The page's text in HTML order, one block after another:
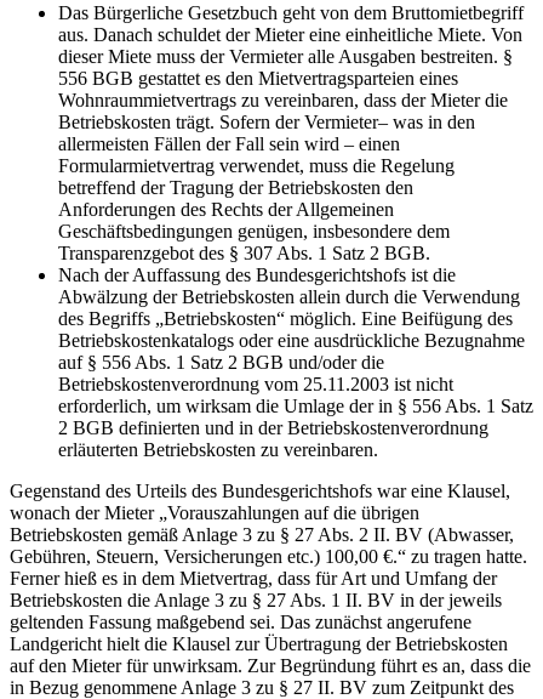
Das Bürgerliche Gesetzbuch geht von dem Bruttomietbegriff
aus. Danach schuldet der Mieter eine einheitliche Miete. Von
dieser Miete muss der Vermieter alle Ausgaben bestreiten. §
556 BGB gestattet es den Mietvertragsparteien eines
Wohnraummietvertrags zu vereinbaren, dass der Mieter die
Betriebskosten trägt. Sofern der Vermieter– was in den
allermeisten Fällen der Fall sein wird – einen
Formularmietvertrag verwendet, muss die Regelung
betreffend der Tragung der Betriebskosten den
Anforderungen des Rechts der Allgemeinen
Geschäftsbedingungen genügen, insbesondere dem
Transparenzgebot des § 307 Abs. 1 Satz 2 BGB.
Nach der Auffassung des Bundesgerichtshofs ist die
Abwälzung der Betriebskosten allein durch die Verwendung
des Begriffs „Betriebskosten“ möglich. Eine Beifügung des
Betriebskostenkatalogs oder eine ausdrückliche Bezugnahme
auf § 556 Abs. 1 Satz 2 BGB und/oder die
Betriebskostenverordnung vom 25.11.2003 ist nicht
erforderlich, um wirksam die Umlage der in § 556 Abs. 1 Satz
2 BGB definierten und in der Betriebskostenverordnung
erläuterten Betriebskosten zu vereinbaren.
Gegenstand des Urteils des Bundesgerichtshofs war eine Klausel,
wonach der Mieter „Vorauszahlungen auf die übrigen
Betriebskosten gemäß Anlage 3 zu § 27 Abs. 2 II. BV (Abwasser,
Gebühren, Steuern, Versicherungen etc.) 100,00 €.“ zu tragen hatte.
Ferner hieß es in dem Mietvertrag, dass für Art und Umfang der
Betriebskosten die Anlage 3 zu § 27 Abs. 1 II. BV in der jeweils
geltenden Fassung maßgebend sei. Das zunächst angerufene
Landgericht hielt die Klausel zur Übertragung der Betriebskosten
auf den Mieter für unwirksam. Zur Begründung führt es an, dass die
in Bezug genommene Anlage 3 zu § 27 II. BV zum Zeitpunkt des